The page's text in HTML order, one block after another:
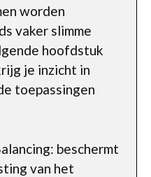
worden
vaker slimme
hoofdstuk
je inzicht in
toepassingen
beschermt
van het